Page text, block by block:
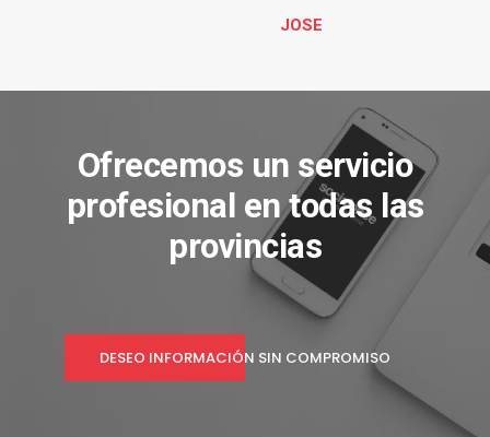
JOSE
Ofrecemos un servicio
profesional en todas las
provincias
DESEO INFORMACIÓN SIN COMPROMISO